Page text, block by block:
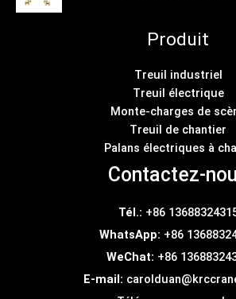
Produit
Treuil industriel
Treuil électrique
Monte-charges de
Treuil de chantier
Palans électriques à
Contactez-
Tél.: +86
WhatsApp: +86
WeChat: +86
E-mail: